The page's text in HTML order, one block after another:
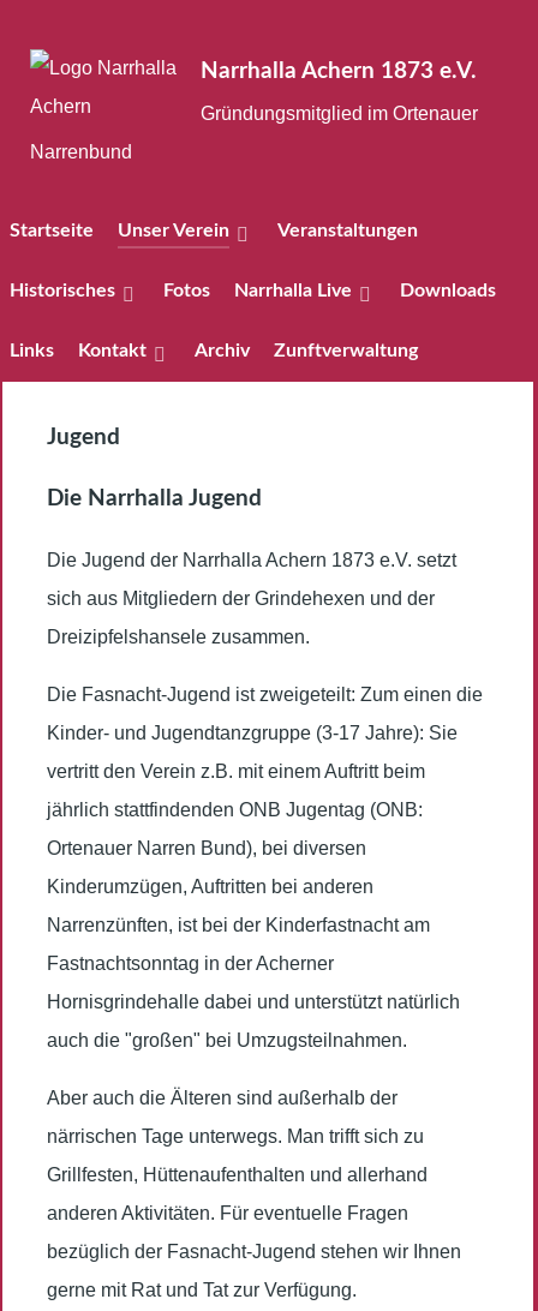
Narrhalla Achern 1873 e.V.
Gründungsmitglied im Ortenauer
Narrenbund
Startseite Unser Verein Veranstaltungen
Historisches Fotos Narrhalla Live Downloads
Links Kontakt Archiv Zunftverwaltung
Jugend
Die Narrhalla Jugend
Die Jugend der Narrhalla Achern 1873 e.V. setzt
sich aus Mitgliedern der Grindehexen und der
Dreizipfelshansele zusammen.
Die Fasnacht-Jugend ist zweigeteilt: Zum einen die
Kinder- und Jugendtanzgruppe (3-17 Jahre): Sie
vertritt den Verein z.B. mit einem Auftritt beim
jährlich stattfindenden ONB Jugentag (ONB:
Ortenauer Narren Bund), bei diversen
Kinderumzügen, Auftritten bei anderen
Narrenzünften, ist bei der Kinderfastnacht am
Fastnachtsonntag in der Acherner
Hornisgrindehalle dabei und unterstützt natürlich
auch die "großen" bei Umzugsteilnahmen.
Aber auch die Älteren sind außerhalb der
närrischen Tage unterwegs. Man trifft sich zu
Grillfesten, Hüttenaufenthalten und allerhand
anderen Aktivitäten. Für eventuelle Fragen
bezüglich der Fasnacht-Jugend stehen wir Ihnen
gerne mit Rat und Tat zur Verfügung.